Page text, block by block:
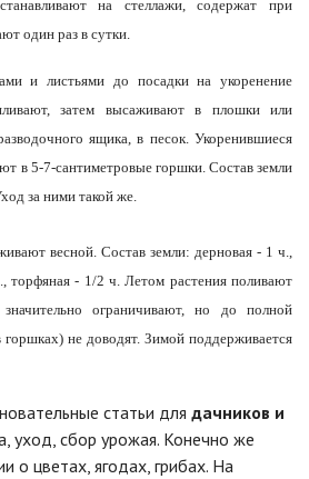
на стеллажи, содержат при
один раз в сутки.
и листьями до посадки на укоренение
затем высаживают в плошки или
ящика, в песок. Укоренившиеся
в 5-7-сантиметровые горшки. Состав земли
за ними такой же.
весной. Состав земли: дерновая - 1 ч.,
торфяная - 1/2 ч. Летом растения поливают
ограничивают, но до полной
не доводят. Зимой поддерживается
статьи для дачников и
уход, сбор урожая. Конечно же
о цветах, ягодах, грибах. На